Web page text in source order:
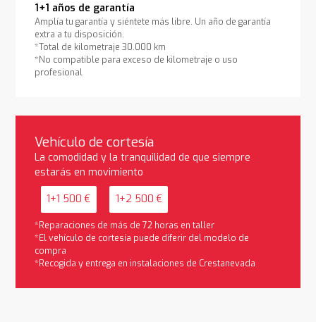
1+1 años de garantía
Amplía tu garantía y siéntete más libre. Un año de garantía
extra a tu disposición.
*Total de kilometraje 30.000 km
*No compatible para exceso de kilometraje o uso
profesional
Vehículo de cortesía
La comodidad y la tranquilidad de que siempre
estarás en movimiento
1+1 500 € 1+2 500 €
*Reparaciones de más de 72 horas en taller
*El vehículo de cortesía puede diferir del modelo de
compra
*Recogida y entrega en instalaciones de Crestanevada